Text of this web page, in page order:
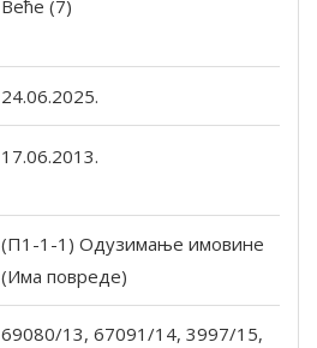
Веће (7)
24.06.2025.
17.06.2013.
(П1-1-1) Одузимање имовине
(Има повреде)
69080/13, 67091/14, 3997/15,